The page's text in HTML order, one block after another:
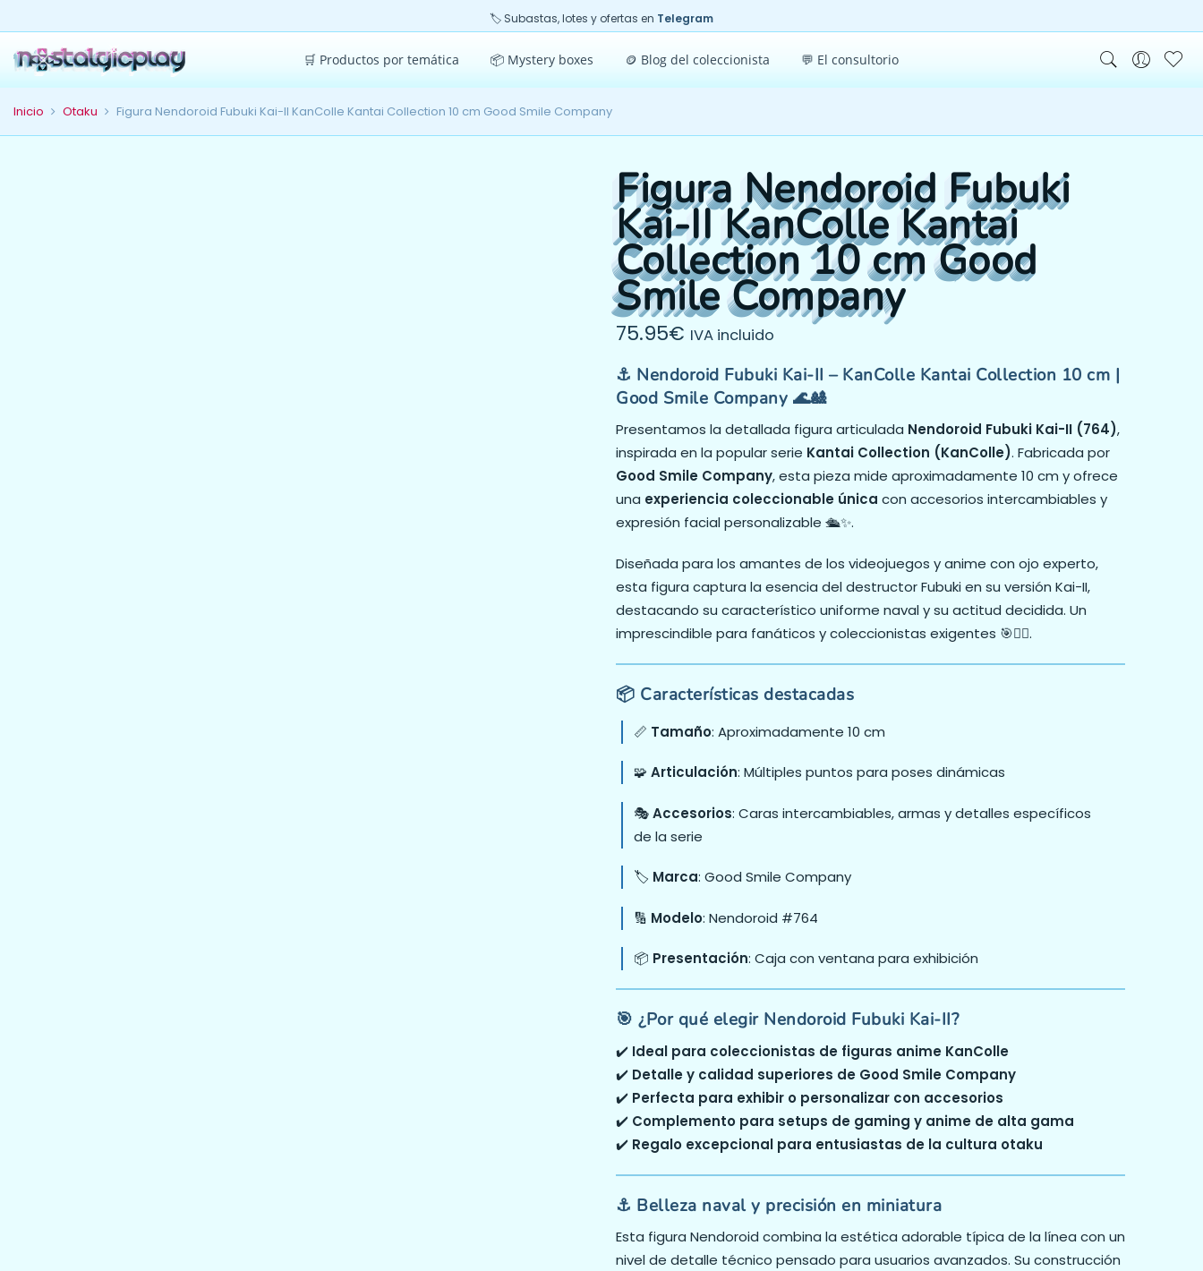
🏷️ Subastas, lotes y ofertas en Telegram
🛒 Productos por temática 📦 Mystery boxes 🪙 Blog del coleccionista 💬 El consultorio
Inicio Otaku Figura Nendoroid Fubuki Kai-II KanColle Kantai Collection 10 cm Good Smile Company
Figura Nendoroid Fubuki
Kai-II KanColle Kantai
Collection 10 cm Good
Smile Company
75.95€ IVA incluido
⚓ Nendoroid Fubuki Kai-II – KanColle Kantai Collection 10 cm |
Good Smile Company 🌊🎎
Presentamos la detallada figura articulada Nendoroid Fubuki Kai-II (764),
inspirada en la popular serie Kantai Collection (KanColle). Fabricada por
Good Smile Company, esta pieza mide aproximadamente 10 cm y ofrece
una experiencia coleccionable única con accesorios intercambiables y
expresión facial personalizable 🛳️✨.
Diseñada para los amantes de los videojuegos y anime con ojo experto,
esta figura captura la esencia del destructor Fubuki en su versión Kai-II,
destacando su característico uniforme naval y su actitud decidida. Un
imprescindible para fanáticos y coleccionistas exigentes 🎯👩‍✈️.
📦 Características destacadas
📏 Tamaño: Aproximadamente 10 cm
🧩 Articulación: Múltiples puntos para poses dinámicas
🎭Accesorios: Caras intercambiables, armas y detalles específicos
de la serie
🏷️ Marca: Good Smile Company
🔢 Modelo: Nendoroid #764
📦 Presentación: Caja con ventana para exhibición
🎯 ¿Por qué elegir Nendoroid Fubuki Kai-II?
✔️ Ideal para coleccionistas de figuras anime KanColle
✔️ Detalle y calidad superiores de Good Smile Company
✔️ Perfecta para exhibir o personalizar con accesorios
✔️ Complemento para setups de gaming y anime de alta gama
✔️ Regalo excepcional para entusiastas de la cultura otaku
⚓ Belleza naval y precisión en miniatura
Esta figura Nendoroid combina la estética adorable típica de la línea con un
nivel de detalle técnico pensado para usuarios avanzados. Su construcción